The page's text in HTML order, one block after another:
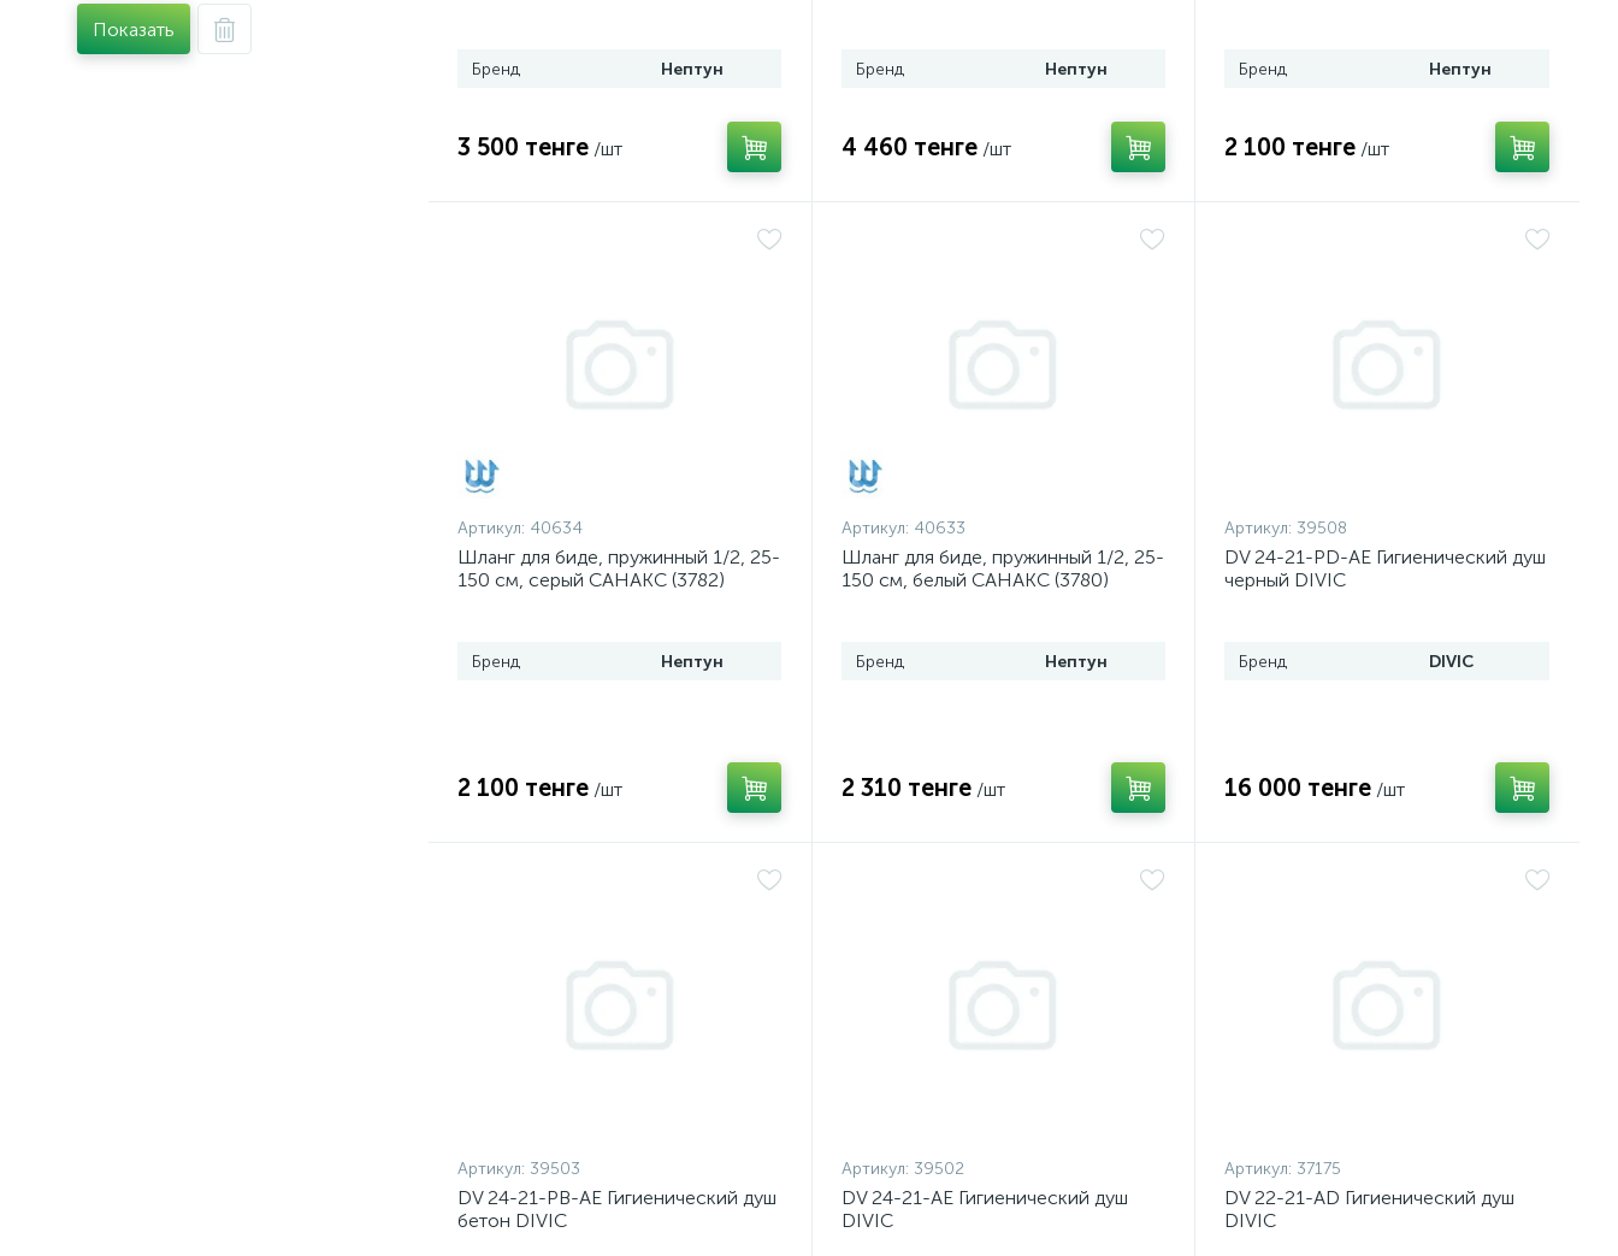
Показать
Бренд Нептун
3 500 тенге /шт
Бренд Нептун
4 460 тенге /шт
Бренд Нептун
2 100 тенге /шт
Артикул: 40634
Шланг для биде, пружинный 1/2, 25-
150 см, серый САНАКС (3782)
Бренд Нептун
2 100 тенге /шт
Артикул: 40633
Шланг для биде, пружинный 1/2, 25-
150 см, белый САНАКС (3780)
Бренд Нептун
2 310 тенге /шт
Артикул: 39508
DV 24-21-PD-AE Гигиенический душ
черный DIVIC
Бренд DIVIC
16 000 тенге /шт
Артикул: 39503
DV 24-21-PB-AE Гигиенический душ
бетон DIVIC
Артикул: 39502
DV 24-21-AE Гигиенический душ
DIVIC
Артикул: 37175
DV 22-21-AD Гигиенический душ
DIVIC